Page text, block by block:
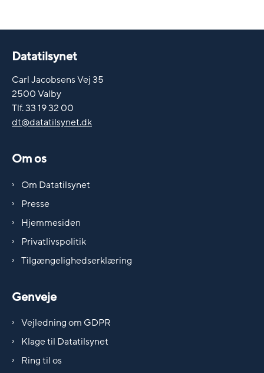
Datatilsynet
Carl Jacobsens Vej 35
2500 Valby
Tlf. 33 19 32 00
dt@datatilsynet.dk
Om os
Om Datatilsynet
Presse
Hjemmesiden
Privatlivspolitik
Tilgængelighedserklæring
Genveje
Vejledning om GDPR
Klage til Datatilsynet
Ring til os